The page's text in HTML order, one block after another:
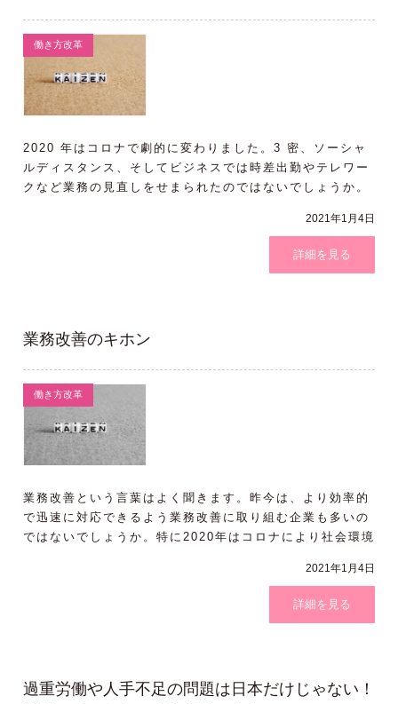
働き方改革
2020 年はコロナで劇的に変わりました。3 密、ソーシャ
ルディスタンス、そしてビジネスでは時差出勤やテレワー
クなど業務の見直しをせまられたのではないでしょうか。
2021年1月4日
詳細を見る
業務改善のキホン
働き方改革
業務改善という言葉はよく聞きます。昨今は、より効率的
で迅速に対応できるよう業務改善に取り組む企業も多いの
ではないでしょうか。特に2020年はコロナにより社会環境
2021年1月4日
詳細を見る
過重労働や人手不足の問題は日本だけじゃない！